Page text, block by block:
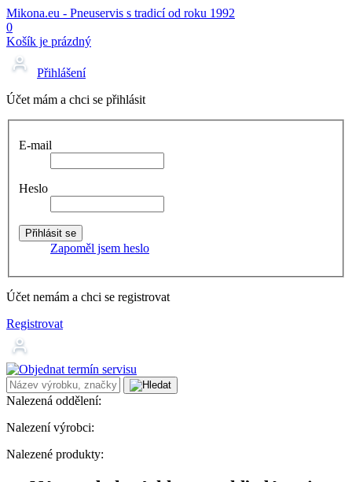
Mikona.eu - Pneuservis s tradicí od roku 1992
0
Košík je prázdný
Přihlášení
Účet mám a chci se přihlásit
E-mail
Heslo
Zapoměl jsem heslo
Účet nemám a chci se registrovat
Registrovat
Nalezená oddělení:
Nalezení výrobci:
Nalezené produkty: